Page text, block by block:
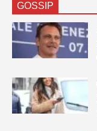
GOSSIP